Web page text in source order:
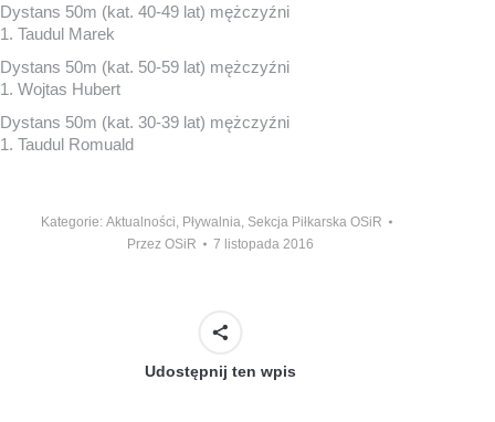
Dystans 50m (kat. 40-49 lat) mężczyźni
1. Taudul Marek
Dystans 50m (kat. 50-59 lat) mężczyźni
1. Wojtas Hubert
Dystans 50m (kat. 30-39 lat) mężczyźni
1. Taudul Romuald
Kategorie: Aktualności, Pływalnia, Sekcja Piłkarska OSiR
Przez OSiR 7 listopada 2016
Udostępnij ten wpis